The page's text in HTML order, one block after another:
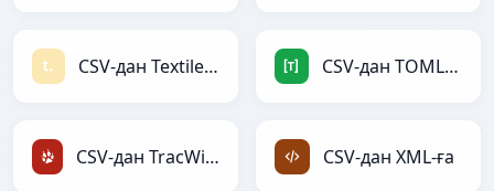
CSV-дан Textile-ға CSV-дан TOML-ға
CSV-дан TracWiki-ға CSV-дан XML-ға